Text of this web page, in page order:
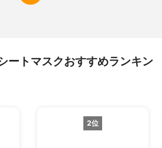
ートマスクおすすめランキン
2位